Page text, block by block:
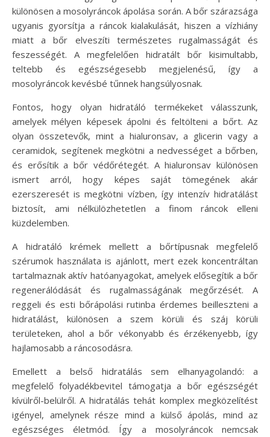
különösen a mosolyráncok ápolása során. A bőr szárazsága
ugyanis gyorsítja a ráncok kialakulását, hiszen a vízhiány
miatt a bőr elveszíti természetes rugalmasságát és
feszességét. A megfelelően hidratált bőr kisimultabb,
teltebb és egészségesebb megjelenésű, így a
mosolyráncok kevésbé tűnnek hangsúlyosnak.
Fontos, hogy olyan hidratáló termékeket válasszunk,
amelyek mélyen képesek ápolni és feltölteni a bőrt. Az
olyan összetevők, mint a hialuronsav, a glicerin vagy a
ceramidok, segítenek megkötni a nedvességet a bőrben,
és erősítik a bőr védőrétegét. A hialuronsav különösen
ismert arról, hogy képes saját tömegének akár
ezerszeresét is megkötni vízben, így intenzív hidratálást
biztosít, ami nélkülözhetetlen a finom ráncok elleni
küzdelemben.
A hidratáló krémek mellett a bőrtípusnak megfelelő
szérumok használata is ajánlott, mert ezek koncentráltan
tartalmaznak aktív hatóanyagokat, amelyek elősegítik a bőr
regenerálódását és rugalmasságának megőrzését. A
reggeli és esti bőrápolási rutinba érdemes beilleszteni a
hidratálást, különösen a szem körüli és száj körüli
területeken, ahol a bőr vékonyabb és érzékenyebb, így
hajlamosabb a ráncosodásra.
Emellett a belső hidratálás sem elhanyagolandó: a
megfelelő folyadékbevitel támogatja a bőr egészségét
kívülről-belülről. A hidratálás tehát komplex megközelítést
igényel, amelynek része mind a külső ápolás, mind az
egészséges életmód. Így a mosolyráncok nemcsak